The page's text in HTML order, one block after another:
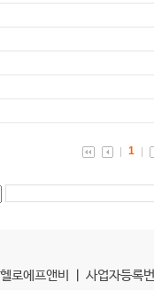
1
헬로에프앤비 ㅣ 사업자등